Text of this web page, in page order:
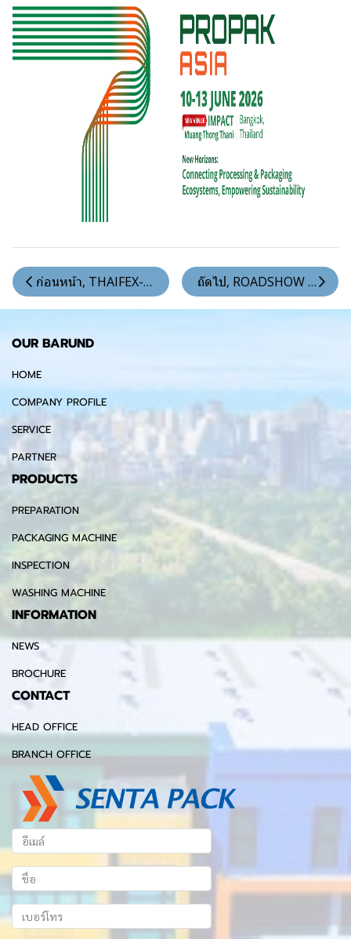
ก่อนหน้า, THAIFEX-Anuga Asia 2026ถัดไป, ROADSHOW
OUR BARUND
HOME
COMPANY PROFILE
SERVICE
PARTNER
PRODUCTS
PREPARATION
PACKAGING MACHINE
INSPECTION
WASHING MACHINE
INFORMATION
NEWS
BROCHURE
CONTACT
HEAD OFFICE
BRANCH OFFICE